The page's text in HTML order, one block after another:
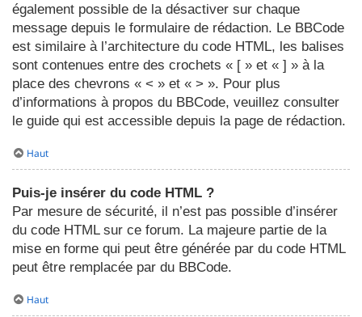
également possible de la désactiver sur chaque
message depuis le formulaire de rédaction. Le BBCode
est similaire à l’architecture du code HTML, les balises
sont contenues entre des crochets « [ » et « ] » à la
place des chevrons « < » et « > ». Pour plus
d’informations à propos du BBCode, veuillez consulter
le guide qui est accessible depuis la page de rédaction.
Haut
Puis-je insérer du code HTML ?
Par mesure de sécurité, il n’est pas possible d’insérer
du code HTML sur ce forum. La majeure partie de la
mise en forme qui peut être générée par du code HTML
peut être remplacée par du BBCode.
Haut